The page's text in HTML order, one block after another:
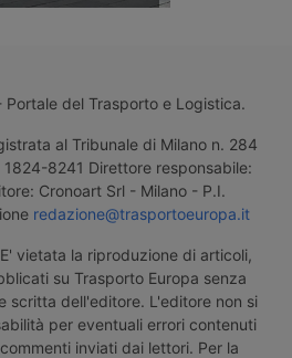
Portale del Trasporto e Logistica.
al Tribunale di Milano n. 284
8241 Direttore responsabile:
Cronoart Srl - Milano - P.I.
redazione@trasportoeuropa.it
vietata la riproduzione di articoli,
su Trasporto Europa senza
scritta dell'editore. L'editore non si
per eventuali errori contenuti
inviati dai lettori. Per la